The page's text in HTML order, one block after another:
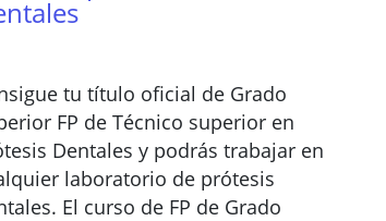
tu título oficial de Grado
FP de Técnico superior en
Dentales y podrás trabajar en
laboratorio de prótesis
El curso de FP de Grado